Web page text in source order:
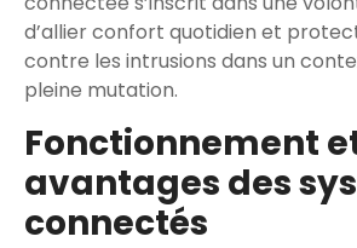
d’allier confort quotidien et
contre les intrusions dans un
pleine mutation.
Fonctionnement
avantages des
connectés